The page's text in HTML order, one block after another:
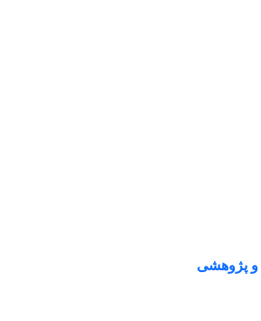
و پژوهشی